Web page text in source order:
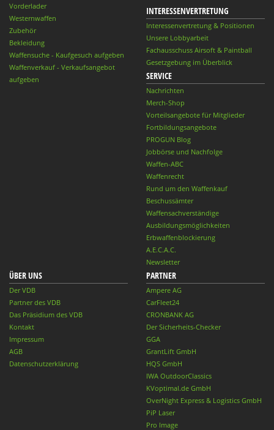
Vorderlader
Westernwaffen
Zubehör
Bekleidung
Waffensuche - Kaufgesuch aufgeben
Waffenverkauf - Verkaufsangebot
aufgeben
INTERESSENVERTRETUNG
Interessenvertretung & Positionen
Unsere Lobbyarbeit
Fachausschuss Airsoft & Paintball
Gesetzgebung im Überblick
SERVICE
Nachrichten
Merch-Shop
Vorteilsangebote für Mitglieder
Fortbildungsangebote
PROGUN Blog
Jobbörse und Nachfolge
Waffen-ABC
Waffenrecht
Rund um den Waffenkauf
Beschussämter
Waffensachverständige
Ausbildungsmöglichkeiten
Erbwaffenblockierung
A.E.C.A.C.
Newsletter
ÜBER UNS
Der VDB
Partner des VDB
Das Präsidium des VDB
Kontakt
Impressum
AGB
Datenschutzerklärung
PARTNER
Ampere AG
CarFleet24
CRONBANK AG
Der Sicherheits-Checker
GGA
GrantLift GmbH
HQS GmbH
IWA OutdoorClassics
KVoptimal.de GmbH
OverNight Express & Logistics GmbH
PiP Laser
Pro Image